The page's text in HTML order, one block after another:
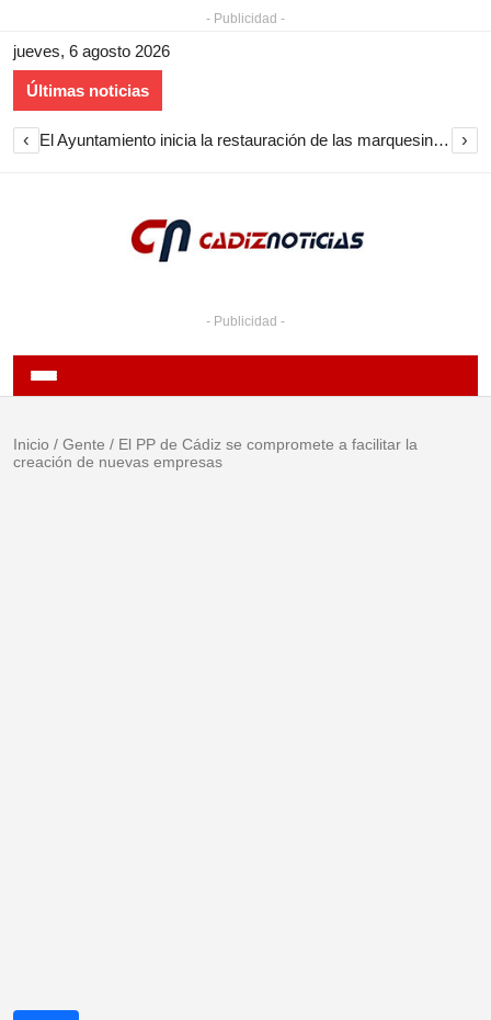
- Publicidad -
jueves, 6 agosto 2026
Últimas noticias
‹ El Ayuntamiento inicia la restauración de las marquesinas de Plaza Esteve para volver a instalarlas en el centro de Jerez ›
- Publicidad -
Inicio / Gente / El PP de Cádiz se compromete a facilitar la
creación de nuevas empresas